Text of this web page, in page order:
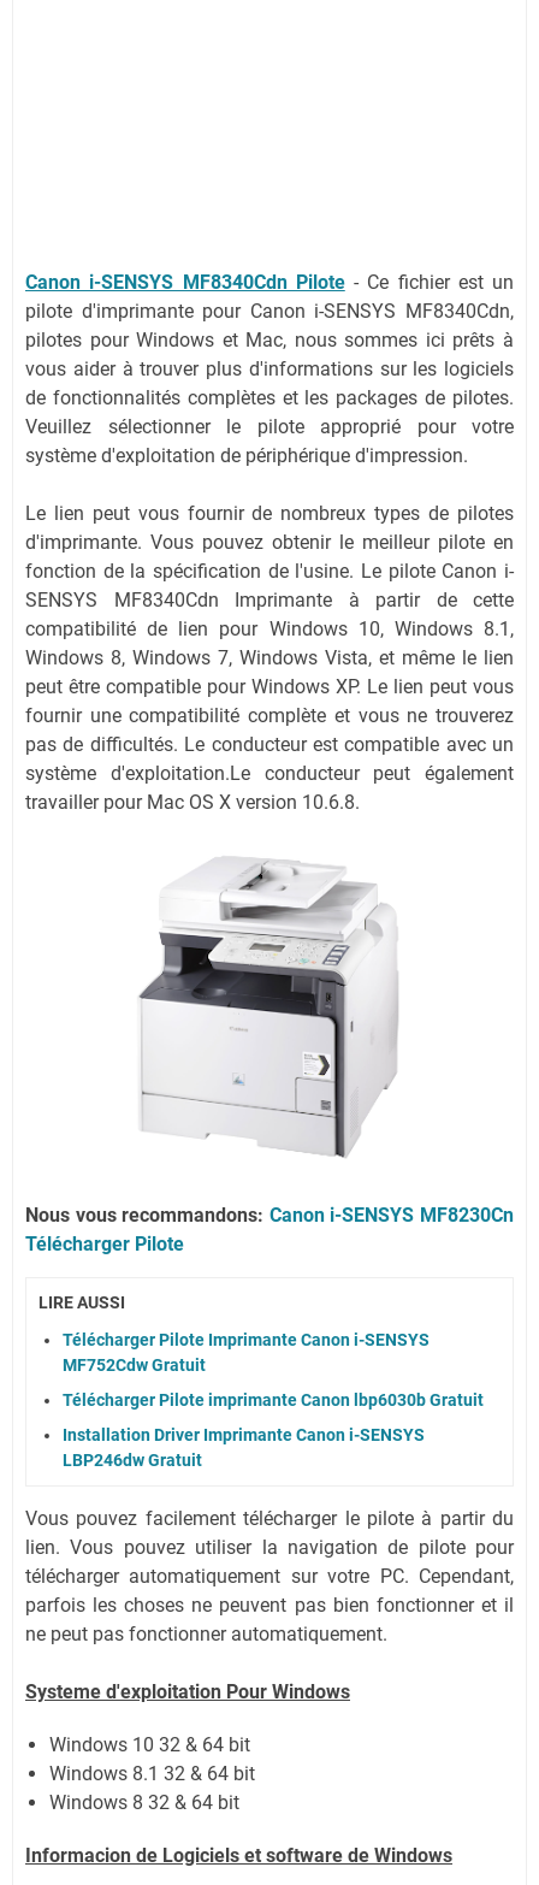
Canon i-SENSYS MF8340Cdn Pilote- Ce fichier est un
pilote d'imprimante pour Canon i-SENSYS MF8340Cdn,
pilotes pour Windows et Mac, nous sommes ici prêts à
vous aider à trouver plus d'informations sur les logiciels
de fonctionnalités complètes et les packages de pilotes.
Veuillez sélectionner le pilote approprié pour votre
système d'exploitation de périphérique d'impression.
Le lien peut vous fournir de nombreux types de pilotes
d'imprimante. Vous pouvez obtenir le meilleur pilote en
fonction de la spécification de l'usine. Le pilote Canon i-
SENSYS MF8340Cdn Imprimante à partir de cette
compatibilité de lien pour Windows 10, Windows 8.1,
Windows 8, Windows 7, Windows Vista, et même le lien
peut être compatible pour Windows XP. Le lien peut vous
fournir une compatibilité complète et vous ne trouverez
pas de difficultés. Le conducteur est compatible avec un
système d'exploitation.Le conducteur peut également
travailler pour Mac OS X version 10.6.8.
Nous vous recommandons: Canon i-SENSYS MF8230Cn
Télécharger Pilote
LIRE AUSSI
Télécharger Pilote Imprimante Canon i-SENSYS
MF752Cdw Gratuit
Télécharger Pilote imprimante Canon lbp6030b Gratuit
Installation Driver Imprimante Canon i-SENSYS
LBP246dw Gratuit
Vous pouvez facilement télécharger le pilote à partir du
lien.Vous pouvez utiliser la navigation de pilote pour
télécharger automatiquement sur votre PC. Cependant,
parfois les choses ne peuvent pas bien fonctionner et il
ne peut pas fonctionner automatiquement.
Systeme d'exploitation Pour Windows
Windows 10 32 & 64 bit
Windows 8.1 32 & 64 bit
Windows 8 32 & 64 bit
Informacion de Logiciels et software de Windows